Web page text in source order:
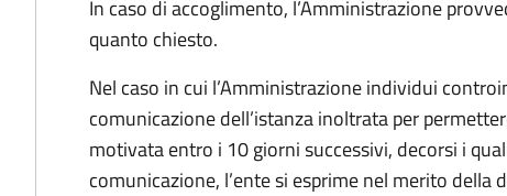
In caso di accoglimento, l’Amministrazione
quanto chiesto.
Nel caso in cui l’Amministrazione individui
comunicazione dell’istanza inoltrata per
motivata entro i 10 giorni successivi, decorsi i
comunicazione, l’ente si esprime nel merito della